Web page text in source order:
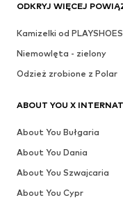
ODKRYJ WIĘCEJ
Kamizelki od PLAYSHOES
Niemowlęta - zielony
Odzież zrobione z Polar
ABOUT YOU X
About You Bułgaria
About You Dania
About You Szwajcaria
About You Cypr